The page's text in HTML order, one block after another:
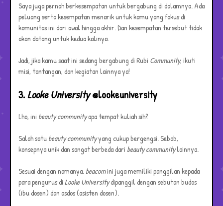
Saya juga pernah berkesempatan untuk bergabung di dalamnya. Ada
peluang serta kesempatan menarik untuk kamu yang fokus di
komunitas ini dari awal hingga akhir. Dan kesempatan tersebut tidak
akan datang untuk kedua kalinya.
Jadi, jika kamu saat ini sedang bergabung di Rubi Community, ikuti
misi, tantangan, dan kegiatan lainnya ya!
3.Looke University@lookeuniversity
Lho, ini beauty communityapa tempat kuliah sih?
Salah satubeauty communityyang cukup bergengsi. Sebab,
konsepnya unik dan sangat berbeda dari beauty communitylainnya.
Sesuai dengan namanya, beacomini juga memiliki panggilan kepada
para pengurus diLookeUniversitydipanggil dengan sebutan budos
(ibu dosen) dan asdos (asisten dosen).